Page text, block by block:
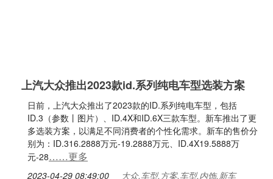
上汽大众推出2023款id.系列纯电车型选装方案
日前，上汽大众推出了2023款的ID.系列纯电车型，包括
ID.3（参数丨图片）、ID.4X和ID.6X三款车型。新车推出了更
多选装方案，以满足不同消费者的个性化需求。新车的售价分
别为：ID.316.2888万元-19.2888万元、ID.4X19.5888万
元-28……更多
2023-04-29 08:49:00 大众,车型,方案,车型,内饰,新车